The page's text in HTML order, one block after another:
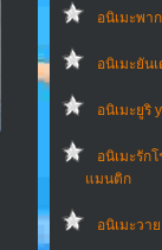
อนิเมะพา
อนิเมะยัน
อนิเมะยูริ
อนิเมะรัก
แมนติก
อนิเมะวา